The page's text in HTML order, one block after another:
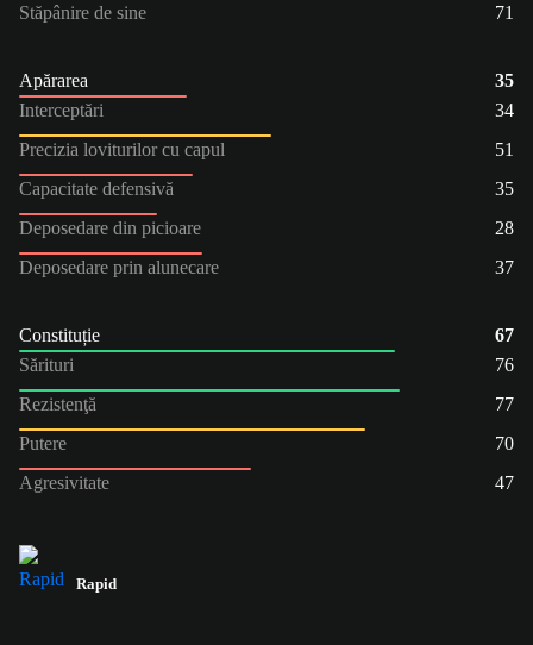
Stăpânire de sine
71
Apărarea
35
Interceptări
34
Precizia loviturilor cu capul
51
Capacitate defensivă
35
Deposedare din picioare
28
Deposedare prin alunecare
37
Constituție
67
Sărituri
76
Rezistenţă
77
Putere
70
Agresivitate
47
Rapid